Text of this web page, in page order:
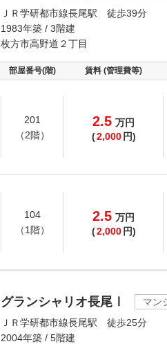
ＪＲ学研都市線長尾駅 徒歩39分
1983年築 / 3階建
枚方市高野道２丁目
部屋番号(階) 賃料 (管理費等)
201
（2階）
2.5 万円
(2,000 円)
104
（1階）
2.5 万円
(2,000 円)
グランシャリオ長尾Ⅰ
マン
ＪＲ学研都市線長尾駅 徒歩25分
2004年築 / 5階建